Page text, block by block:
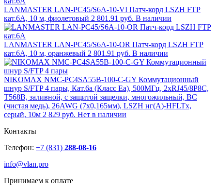
LANMASTER LAN-PC45/S6A-10-VI Патч-корд LSZH FTP
кат.6A, 10 м, фиолетовый 2 801.91 руб. В наличии
LANMASTER LAN-PC45/S6A-10-OR Патч-корд LSZH FTP
кат.6A, 10 м, оранжевый 2 801.91 руб. В наличии
NIKOMAX NMC-PC4SA55B-100-C-GY Коммутационный
шнур S/FTP 4 пары, Кат.6a (Класс Ea), 500МГц, 2хRJ45/8P8C,
T568B, заливной, с защитой защелки, многожильный, BC
(чистая медь), 26AWG (7х0,165мм), LSZH нг(А)-HFLTx,
серый, 10м 2 829 руб. Нет в наличии
Контакты
Телефон: +7 (831) 288-08-16
info@vlan.pro
Принимаем к оплате